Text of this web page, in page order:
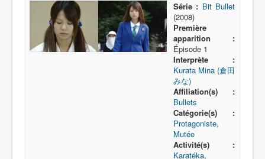
Lexique
Série
Acteur
Série : Bit Bullet
(2008)
Première
apparition :
Épisode 1
Interprète :
Kurata Mina (倉田
みな)
Affiliation(s) :
Bullets
Catégorie(s) :
Protagoniste,
Mutée
Activité(s) :
Karatéka,